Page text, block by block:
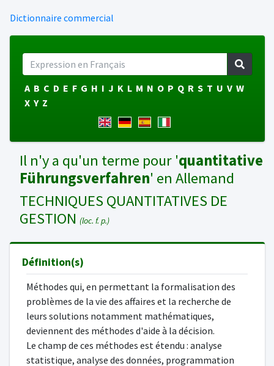
Dictionnaire commercial
A B C D E F G H I J K L M N O P Q R S T U V W
X Y Z
Il n'y a qu'un terme pour 'quantitative
Führungsverfahren' en Allemand
TECHNIQUES QUANTITATIVES DE
GESTION (loc. f. p.)
Définition(s)
Méthodes qui, en permettant la formalisation des
problèmes de la vie des affaires et la recherche de
leurs solutions notamment mathématiques,
deviennent des méthodes d'aide à la décision.
Le champ de ces méthodes est étendu : analyse
statistique, analyse des données, programmation